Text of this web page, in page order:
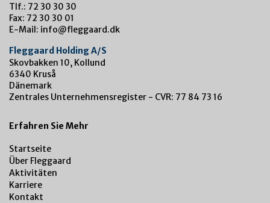
Tlf.: 72 30 30 30
Fax: 72 30 30 01
E-Mail: info@fleggaard.dk
Fleggaard Holding A/S
Skovbakken 10, Kollund
6340 Kruså
Dänemark
Zentrales Unternehmensregister - CVR: 77 84 73 16
Erfahren Sie Mehr
Startseite
Über Fleggaard
Aktivitäten
Karriere
Kontakt